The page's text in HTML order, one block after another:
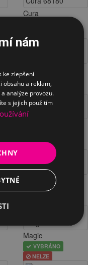
Cura
NELZE
VYBRÁNO
Magic
VYBRÁNO
NELZE
nám
ke zlepšení
obsahu a reklam,
analýze provozu.
s jejich použitím